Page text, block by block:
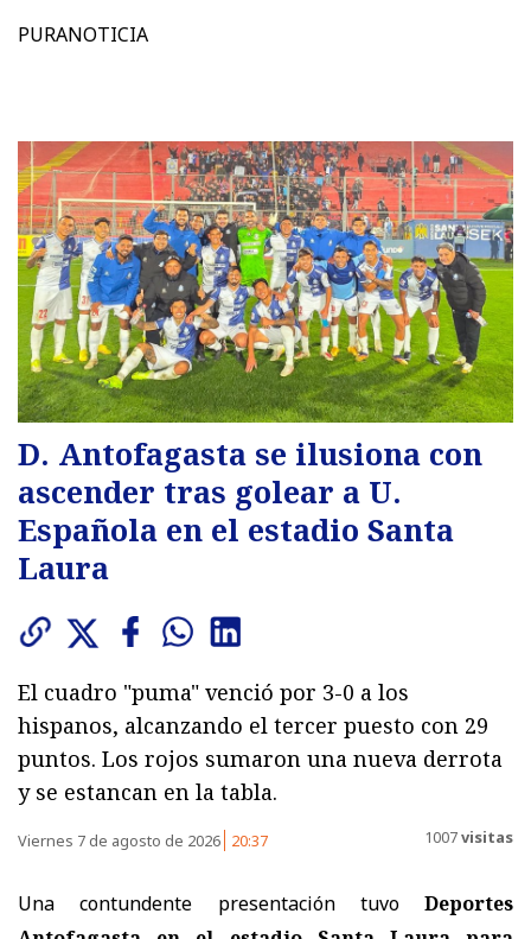
PURANOTICIA
D. Antofagasta se ilusiona con
ascender tras golear a U.
Española en el estadio Santa
Laura
El cuadro "puma" venció por 3-0 a los
hispanos, alcanzando el tercer puesto con 29
puntos. Los rojos sumaron una nueva derrota
y se estancan en la tabla.
Viernes 7 de agosto de 2026 20:37 1007visitas
Una contundente presentación tuvo Deportes